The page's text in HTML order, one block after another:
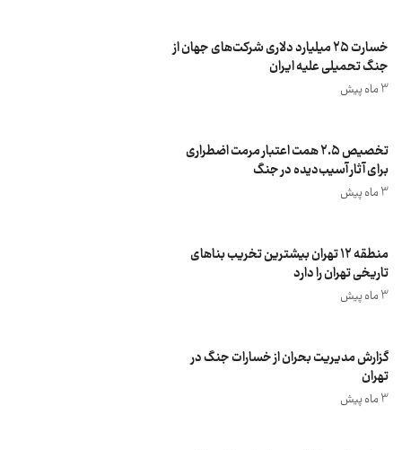
خسارت ۲۵ میلیارد دلاری شرکت‌های جهان از
جنگ تحمیلی علیه ایران
3 ماه پیش
تخصیص ۲.۵ همت اعتبار مرمت اضطراری
برای آثار آسیب‌دیده در جنگ
3 ماه پیش
منطقه ۱۲ تهران بیشترین تخریب بناهای
تاریخی تهران را دارد
3 ماه پیش
گزارش مدیریت بحران از خسارات جنگ در
تهران
3 ماه پیش